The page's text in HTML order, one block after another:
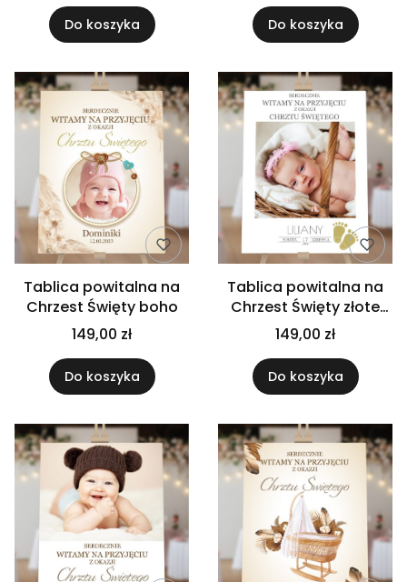
Do koszyka Do koszyka
Tablica powitalna na
Chrzest Święty boho
149,00 zł
Do koszyka
Tablica powitalna na
Chrzest Święty złote
stópki
149,00 zł
Do koszyka